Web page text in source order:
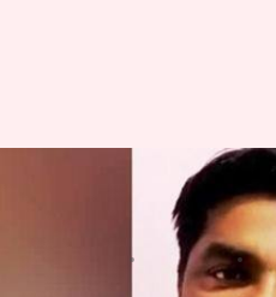
IB अधिकारी की
हुसैन गिरफ्तार
Mar 05, 2020